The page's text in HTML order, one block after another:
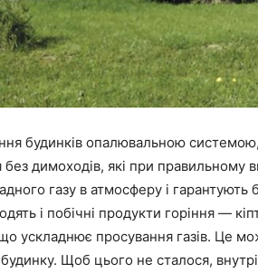
будинків опалювальною
без димоходів, які при правильному
газу в атмосферу і
і побічні продукти горіння —
ускладнює просування газів. Це
Щоб цього не сталося,